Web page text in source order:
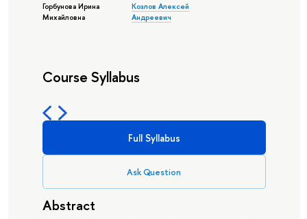
Горбунова Ирина
Михайловна
Козлов Алексей
Андреевич
Course Syllabus
Full Syllabus
Ask Question
Abstract